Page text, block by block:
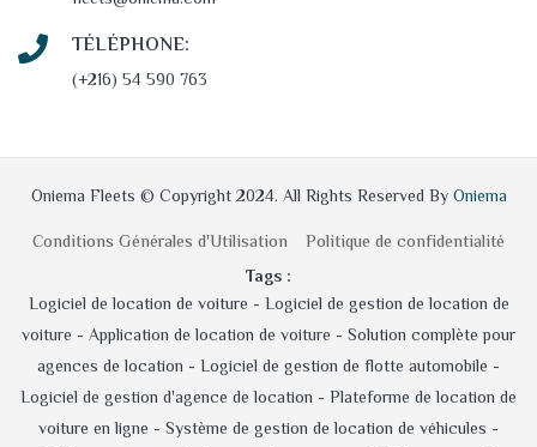
TÉLÉPHONE:
(+216) 54 590 763
Oniema Fleets © Copyright 2024. All Rights Reserved ByOniema
Conditions Générales d'Utilisation
Politique de confidentialité
Tags :
Logiciel de location de voiture - Logiciel de gestion de location de
voiture - Application de location de voiture - Solution complète pour
agences de location - Logiciel de gestion de flotte automobile -
Logiciel de gestion d'agence de location - Plateforme de location de
voiture en ligne - Système de gestion de location de véhicules -